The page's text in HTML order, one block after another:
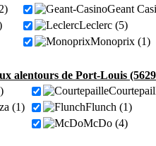
Geant
Leclerc (5)
Monoprix (1)
alentours de Port-Louis
(1)
Flunch (1)
McDo (4)